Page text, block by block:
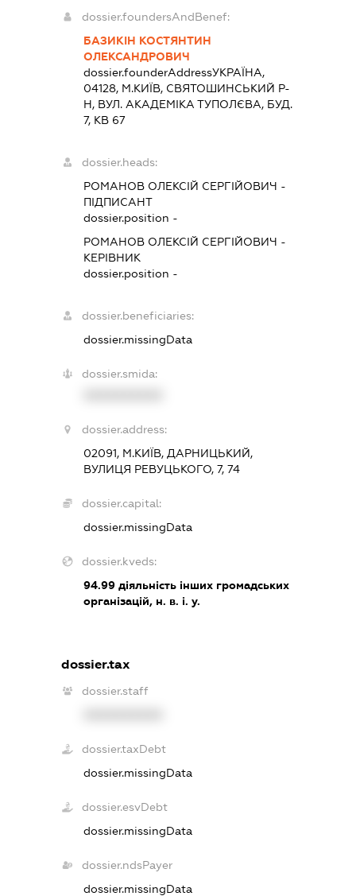
dossier.foundersAndBenef:
БАЗИКІН КОСТЯНТИН
ОЛЕКСАНДРОВИЧ
dossier.founderAddressУКРАЇНА,
04128, М.КИЇВ, СВЯТОШИНСЬКИЙ Р-
Н, ВУЛ. АКАДЕМІКА ТУПОЛЄВА, БУД.
7, КВ 67
dossier.heads:
РОМАНОВ ОЛЕКСІЙ СЕРГІЙОВИЧ -
ПІДПИСАНТ
dossier.position -
РОМАНОВ ОЛЕКСІЙ СЕРГІЙОВИЧ -
КЕРІВНИК
dossier.position -
dossier.beneficiaries:
dossier.missingData
dossier.smida:
dossier.address:
02091, М.КИЇВ, ДАРНИЦЬКИЙ,
ВУЛИЦЯ РЕВУЦЬКОГО, 7, 74
dossier.capital:
dossier.missingData
dossier.kveds:
94.99 діяльність інших громадських
організацій, н. в. і. у.
dossier.tax
dossier.staff
dossier.taxDebt
dossier.missingData
dossier.esvDebt
dossier.missingData
dossier.ndsPayer
dossier.missingData